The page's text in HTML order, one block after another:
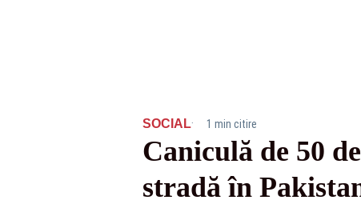
SOCIAL· 1 min citire
Caniculă de 50
stradă în